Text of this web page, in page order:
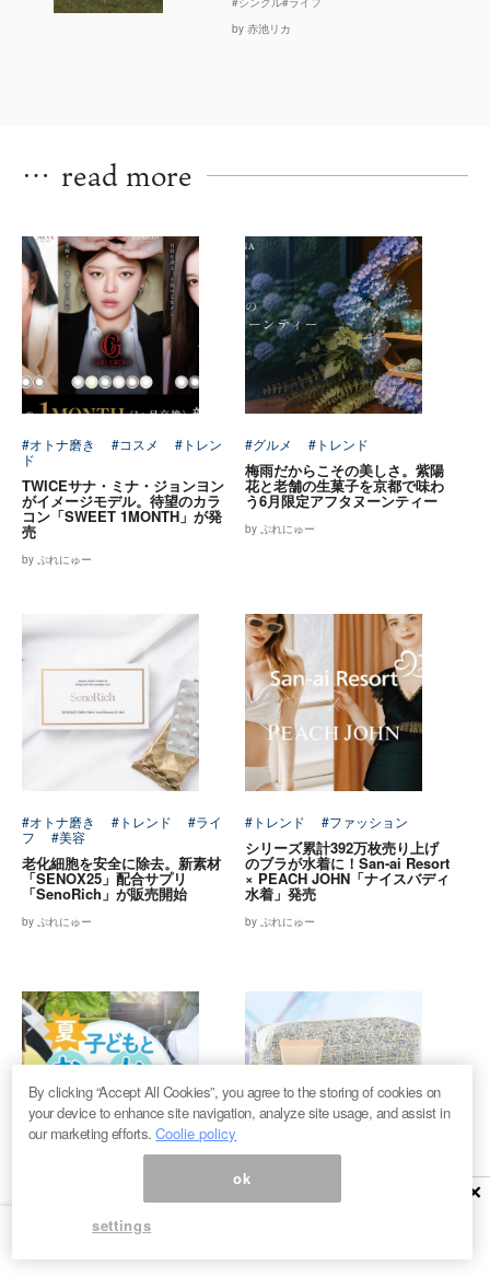
by 赤池リカ
… read more
#オトナ磨き #コスメ
#トレン
ド
TWICEサナ・ミナ・ジョンヨン
がイメージモデル。待望のカラ
コン「SWEET 1MONTH」が発
売
by ぷれにゅー
#グルメ #トレンド
梅雨だからこその美しさ。紫陽
花と老舗の生菓子を京都で味わ
う6月限定アフタヌーンティー
by ぷれにゅー
#オトナ磨き #トレンド
#ライ
フ
#美容
老化細胞を安全に除去。新素材
「SENOX25」配合サプリ
「SenoRich」が販売開始
by ぷれにゅー
#トレンド #ファッション
シリーズ累計392万枚売り上げ
のブラが水着に！San-ai Resort
× PEACH JOHN「ナイスバディ
水着」発売
by ぷれにゅー
#ライフ #育児
#
これで暑い夏も安心。放射冷却
素材「Radi-Cool」採用のキッ
#コスメ #トレンド
冬限定コフレが数量限定発売
×
By clicking “Accept All Cookies”, you agree to the storing of cookies on
your device to enhance site navigation, analyze site usage, and assist in
our marketing efforts.Coolie policy
ok
settings